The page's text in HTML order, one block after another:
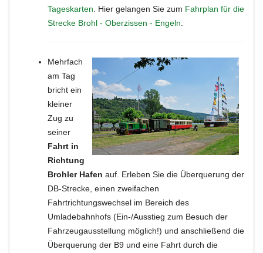
Tageskarten . Hier gelangen Sie zum Fahrplan für die
Strecke Brohl - Oberzissen - Engeln
Mehrfach
am Tag
bricht ein
kleiner
Zug zu
seiner
Fahrt in
Richtung
Brohler Hafen auf. Erleben Sie die Überquerung der
DB-Strecke, einen zweifachen
Fahrtrichtungswechsel im Bereich des
Umladebahnhofs (Ein-/Ausstieg zum Besuch der
Fahrzeugausstellung möglich!) und anschließend die
Überquerung der B9 und eine Fahrt durch die